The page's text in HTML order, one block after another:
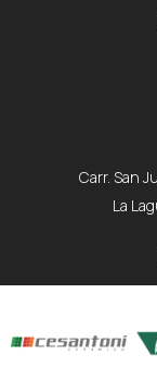
Carr. San
La